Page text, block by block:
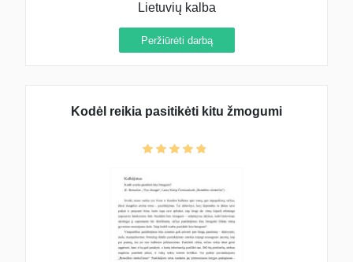
Lietuvių kalba
Peržiūrėti darbą
Kodėl reikia pasitikėti kitu žmogumi